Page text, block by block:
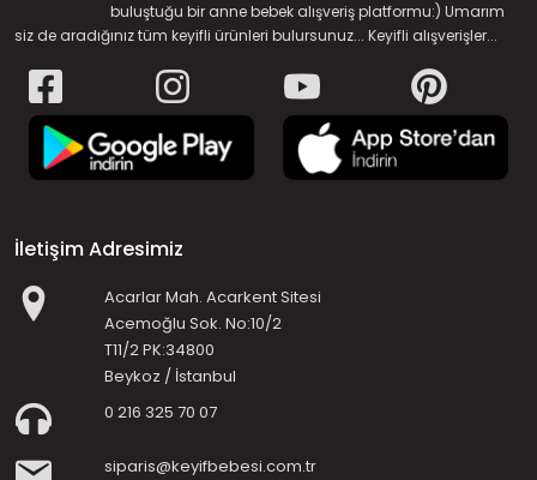
buluştuğu bir anne bebek alışveriş platformu:) Umarım
siz de aradığınız tüm keyifli ürünleri bulursunuz... Keyifli alışverişler...
İletişim Adresimiz
Acarlar Mah. Acarkent Sitesi
Acemoğlu Sok. No:10/2
T11/2 PK:34800
Beykoz / İstanbul
0 216 325 70 07
siparis@keyifbebesi.com.tr